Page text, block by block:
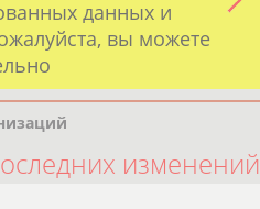
данных и
вы можете
изменений